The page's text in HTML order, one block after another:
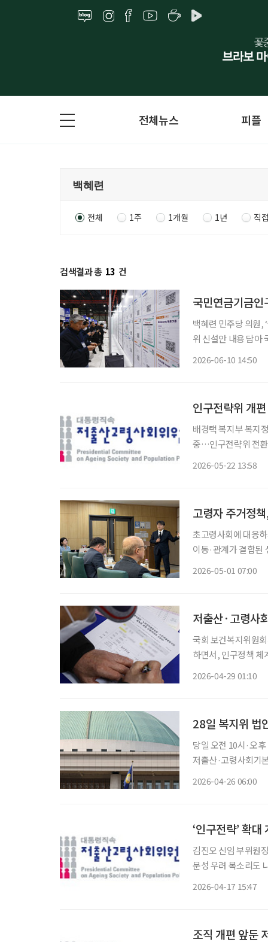
전체뉴스 피플
전체 1주 1개월 1년 직
검색결과 총 13 건
국민연금기금
백혜련 민주당 의원,
위 신설안 내용 담아
2026-06-10 14:50
인구전략위 개
배경택 복지부 복지
중…인구전략위 전환 맞물려 조직개편 전
2026-05-22 13:58
고령자 주거정
초고령사회에 대응
이동·관계가 결합된
2026-05-01 07:00
저출산·고령사
국회 보건복지위원
하면서, 인구정책 체
2026-04-29 01:10
28일 복지위 법
당일 오전 10시·오
저출산·고령사회기
2026-04-26 06:00
‘인구전략’ 확
김진오 신임 부위원
문성 우려 목소리도 나와 조직 확대 개편을 앞둔 저출산·고령사회위원회의
2026-04-17 15:47
조직 개편 앞둔